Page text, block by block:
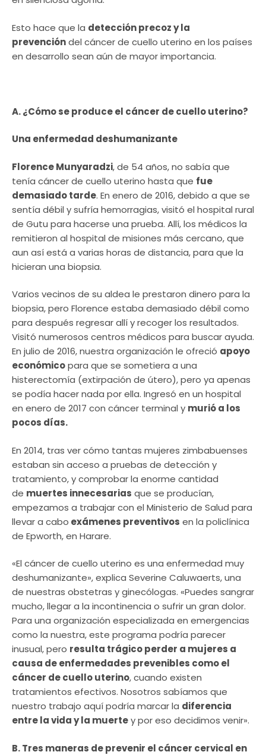
Esto hace que la detección precoz y la
prevencióndel cáncer de cuello uterino en los países
en desarrollo sean aún de mayor importancia.
A. ¿Cómo se produce el cáncer de cuello uterino?
Una enfermedad deshumanizante
Florence Munyaradzi, de 54 años, no sabía que
tenía cáncer de cuello uterino hasta que fue
demasiado tarde. En enero de 2016, debido a que se
sentía débil y sufría hemorragias, visitó el hospital rural
de Gutu para hacerse una prueba. Allí, los médicos la
remitieron al hospital de misiones más cercano, que
aun así está a varias horas de distancia, para que la
hicieran una biopsia.
Varios vecinos de su aldea le prestaron dinero para la
biopsia, pero Florence estaba demasiado débil como
para después regresar allí y recoger los resultados.
Visitó numerosos centros médicos para buscar ayuda.
En julio de 2016, nuestra organización le ofreció apoyo
económicopara que se sometiera a una
histerectomía (extirpación de útero), pero ya apenas
se podía hacer nada por ella. Ingresó en un hospital
en enero de 2017 con cáncer terminal y murió a los
pocos días.
En 2014, tras ver cómo tantas mujeres zimbabuenses
estaban sin acceso a pruebas de detección y
tratamiento, y comprobar la enorme cantidad
de muertes innecesarias que se producían,
empezamos a trabajar con el Ministerio de Salud para
llevar a cabo exámenes preventivos en la policlínica
de Epworth, en Harare.
«El cáncer de cuello uterino es una enfermedad muy
deshumanizante», explica Severine Caluwaerts, una
de nuestras obstetras y ginecólogas. «Puedes sangrar
mucho, llegar a la incontinencia o sufrir un gran dolor.
Para una organización especializada en emergencias
como la nuestra, este programa podría parecer
inusual, pero resulta trágico perder a mujeres a
causa de enfermedades prevenibles como el
cáncer de cuello uterino, cuando existen
tratamientos efectivos. Nosotros sabíamos que
nuestro trabajo aquí podría marcar la diferencia
entre la vida y la muertey por eso decidimos venir».
B. Tres maneras de prevenir el cáncer cervical en